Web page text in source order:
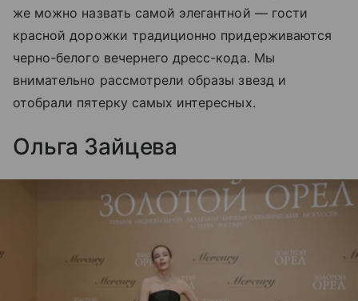
же можно назвать самой элегантной — гости
красной дорожки традиционно придерживаются
черно-белого вечернего дресс-кода. Мы
внимательно рассмотрели образы звезд и
отобрали пятерку самых интересных.
Ольга Зайцева